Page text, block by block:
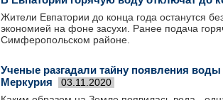
Жители Евпатории до конца года останутся
экономией на фоне засухи. Ранее подача
Симферопольском районе.
Ученые разгадали тайну появления
Меркурия
03.11.2020